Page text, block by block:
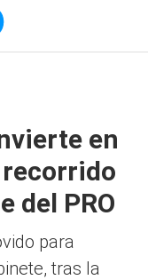
en
recorrido
del PRO
para
tras la